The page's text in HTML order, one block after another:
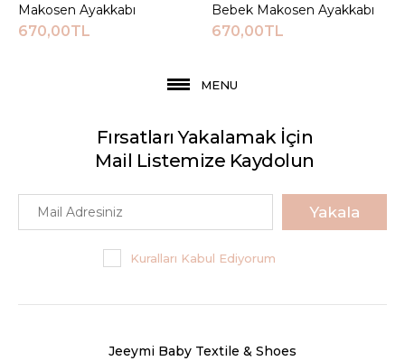
Makosen Ayakkabı
670,00TL
Bebek Makosen Ayakkabı
670,00TL
MENU
Fırsatları Yakalamak İçin
Mail Listemize Kaydolun
Yakala
Kuralları Kabul Ediyorum
Jeeymi Baby Textile & Shoes